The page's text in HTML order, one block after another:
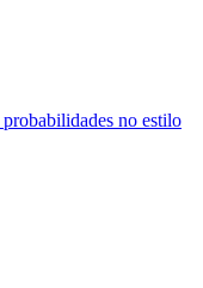
no estilo